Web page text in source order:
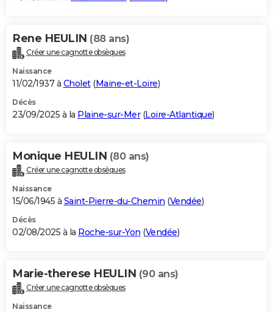
Rene HEULIN (88 ans)
Créer une cagnotte obsèques
Naissance
11/02/1937 à Cholet(Maine-et-Loire)
Décès
23/09/2025 à la Plaine-sur-Mer(Loire-Atlantique)
Monique HEULIN (80 ans)
Créer une cagnotte obsèques
Naissance
15/06/1945 à Saint-Pierre-du-Chemin (Vendée)
Décès
02/08/2025 à la Roche-sur-Yon (Vendée)
Marie-therese HEULIN (90 ans)
Créer une cagnotte obsèques
Naissance